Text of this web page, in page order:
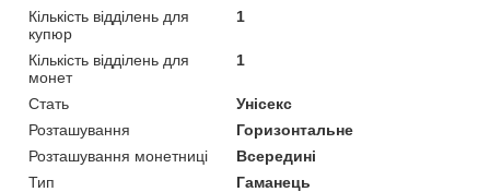
Кількість відділень для
купюр
1
Кількість відділень для
монет
1
Стать
Унісекс
Розташування
Горизонтальне
Розташування монетниці
Всередині
Тип
Гаманець